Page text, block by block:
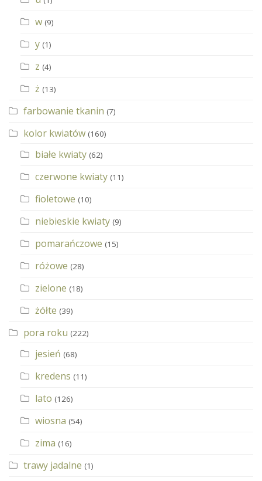
w (9)
y (1)
z (4)
ż (13)
farbowanie tkanin (7)
kolor kwiatów (160)
białe kwiaty (62)
czerwone kwiaty (11)
fioletowe (10)
niebieskie kwiaty (9)
pomarańczowe (15)
różowe (28)
zielone (18)
żółte (39)
pora roku (222)
jesień (68)
kredens (11)
lato (126)
wiosna (54)
zima (16)
trawy jadalne (1)